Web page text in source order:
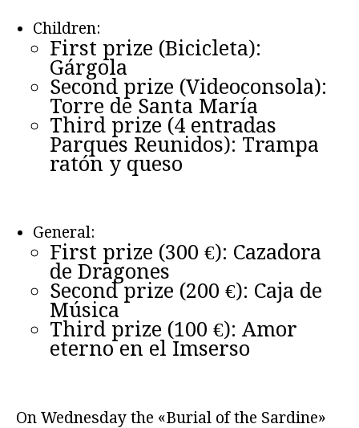
Children:
First prize (Bicicleta):
Gárgola
Second prize (Videoconsola):
Torre de Santa María
Third prize (4 entradas
Parques Reunidos): Trampa
ratón y queso
General:
First prize (300 €): Cazadora
de Dragones
Second prize (200 €): Caja de
Música
Third prize (100 €): Amor
eterno en el Imserso
On Wednesday the «Burial of the Sardine»